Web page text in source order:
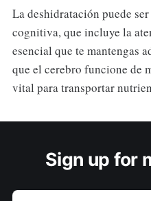
La deshidratación puede
cognitiva, que incluye la
esencial que te mantengas
que el cerebro funcione de
vital para transportar
Sign up for